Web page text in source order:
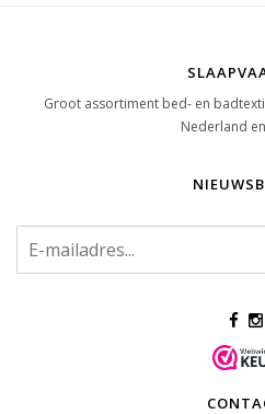
Groot assortiment bed- en
Nederland